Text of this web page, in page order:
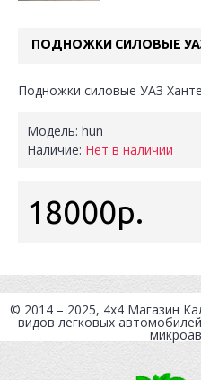
ПОДНОЖКИ СИЛОВЫЕ
Подножки силовые УАЗ
Модель: hun
Наличие: Нет в наличии
18000р.
© 2014 – 2025, 4x4 Магазин
видов легковых